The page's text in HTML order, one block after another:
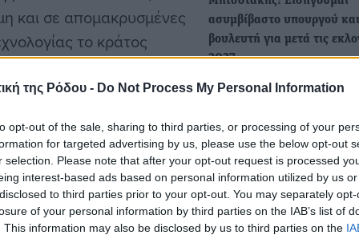
της Ρόδου - Do Not Process My Personal Information
opt-out of the sale, sharing to third parties, or processing of your
for targeted advertising by us, please use the below opt-out
selection. Please note that after your opt-out request is processed
interest-based ads based on personal information utilized by us
to third parties prior to your opt-out. You may separately
of your personal information by third parties on the IAB’s list of
This information may also be disclosed by us to third parties on the
και σε απομακρυσμένες
το κράτος
ότι η ψηφιακή
πρόσημο», καθώς
υπηρεσίες.
και στον χρόνο
εκτίμηση του ChatGPT
ανέφερε ότι οι εκλογές
ασυμβίβαστο υπουργού και
βουλευτή για μετά τις
2027
Χωρίς υπεκφυγές και
Κυριάκος
Μητσοτάκης τοποθετήθηκε
δημόσια για τις τελευταίες
εξελίξεις…
Μητσοτάκης στο συνέδριο